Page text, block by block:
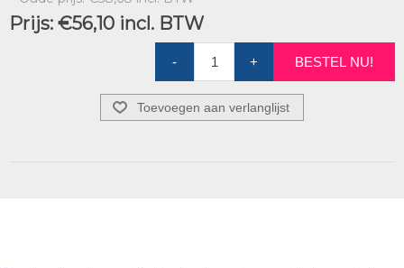
Prijs: €56,10 incl. BTW
- + BESTEL NU!
Toevoegen aan verlanglijst